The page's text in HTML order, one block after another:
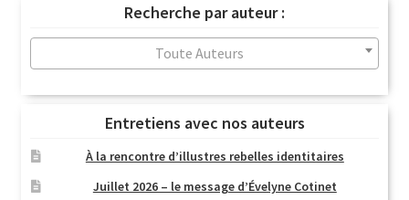
au
plus
ancien
Recherche par auteur :
Toute Auteurs
Entretiens avec nos auteurs
À la rencontre d’illustres rebelles identitaires
Juillet 2026 – le message d’Évelyne Cotinet